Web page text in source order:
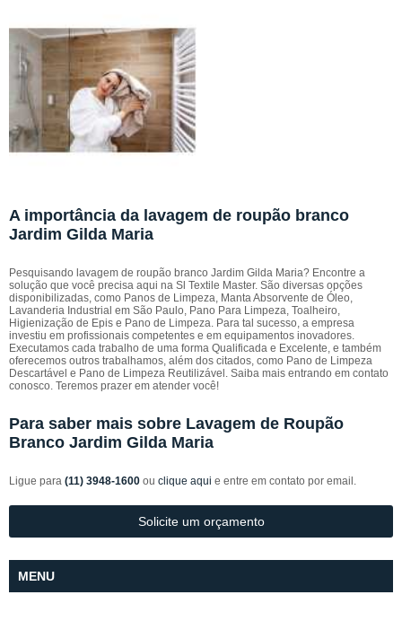
A importância da lavagem de roupão branco
Jardim Gilda Maria
Pesquisando lavagem de roupão branco Jardim Gilda Maria? Encontre a
solução que você precisa aqui na Sl Textile Master. São diversas opções
disponibilizadas, como Panos de Limpeza, Manta Absorvente de Óleo,
Lavanderia Industrial em São Paulo, Pano Para Limpeza, Toalheiro,
Higienização de Epis e Pano de Limpeza. Para tal sucesso, a empresa
investiu em profissionais competentes e em equipamentos inovadores.
Executamos cada trabalho de uma forma Qualificada e Excelente, e também
oferecemos outros trabalhamos, além dos citados, como Pano de Limpeza
Descartável e Pano de Limpeza Reutilizável. Saiba mais entrando em contato
conosco. Teremos prazer em atender você!
Para saber mais sobre Lavagem de Roupão
Branco Jardim Gilda Maria
Ligue para (11) 3948-1600 ou clique aqui e entre em contato por email.
Solicite um orçamento
MENU